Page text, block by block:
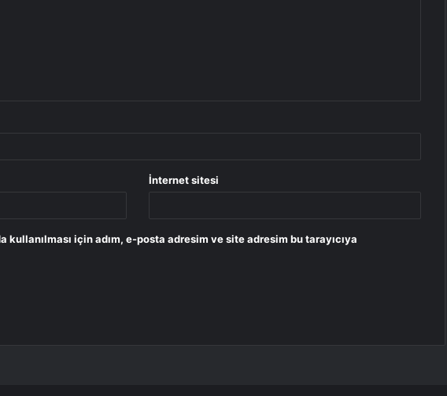
İnternet sitesi
kullanılması için adım, e-posta adresim ve site adresim bu tarayıcıya